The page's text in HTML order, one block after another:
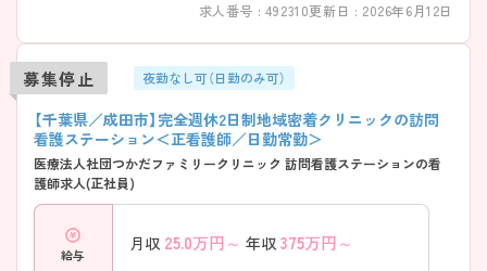
求人番号 : 492310更新日 : 2026年6月12日
募集停止 夜勤なし可（日勤のみ可）
【千葉県／成田市】完全週休2日制地域密着クリニックの訪問
看護ステーション＜正看護師／日勤常勤＞
医療法人社団つかだファミリークリニック 訪問看護ステーションの看
護師求人(正社員)
給与
月収 25.0万円～ 年収 375万円～